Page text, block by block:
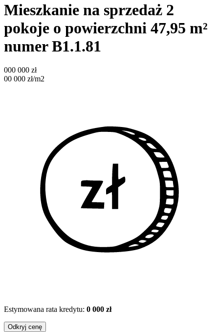
Mieszkanie na sprzedaż 2
pokoje o powierzchni 47,95 m²
numer B1.1.81
000 000 zł
00 000 zł/m2
Estymowana rata kredytu: 0 000 zł
Odkryj cenę